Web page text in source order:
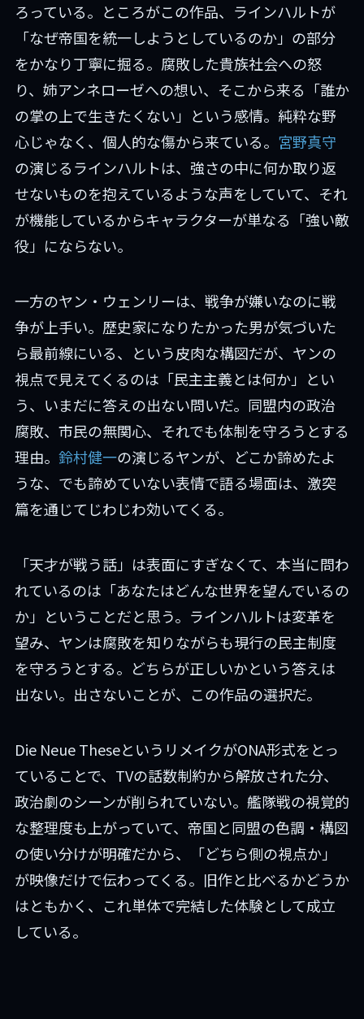
ろっている。ところがこの作品、ラインハルトが
「なぜ帝国を統一しようとしているのか」の部分
をかなり丁寧に掘る。腐敗した貴族社会への怒
り、姉アンネローゼへの想い、そこから来る「誰か
の掌の上で生きたくない」という感情。純粋な野
心じゃなく、個人的な傷から来ている。 宮野真守
の演じるラインハルトは、強さの中に何か取り返
せないものを抱えているような声をしていて、それ
が機能しているからキャラクターが単なる「強い敵
役」にならない。
一方のヤン・ウェンリーは、戦争が嫌いなのに戦
争が上手い。歴史家になりたかった男が気づいた
ら最前線にいる、という皮肉な構図だが、ヤンの
視点で見えてくるのは「民主主義とは何か」とい
う、いまだに答えの出ない問いだ。同盟内の政治
腐敗、市民の無関心、それでも体制を守ろうとする
理由。 鈴村健一の演じるヤンが、どこか諦めたよ
うな、でも諦めていない表情で語る場面は、激突
篇を通じてじわじわ効いてくる。
「天才が戦う話」は表面にすぎなくて、本当に問わ
れているのは「あなたはどんな世界を望んでいるの
か」ということだと思う。ラインハルトは変革を
望み、ヤンは腐敗を知りながらも現行の民主制度
を守ろうとする。どちらが正しいかという答えは
出ない。出さないことが、この作品の選択だ。
Die Neue TheseというリメイクがONA形式をとっ
ていることで、TVの話数制約から解放された分、
政治劇のシーンが削られていない。艦隊戦の視覚的
な整理度も上がっていて、帝国と同盟の色調・構図
の使い分けが明確だから、「どちら側の視点か」
が映像だけで伝わってくる。旧作と比べるかどうか
はともかく、これ単体で完結した体験として成立
している。